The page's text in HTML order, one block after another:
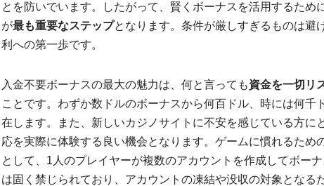
とを防いでいます。したがって、賢くボーナスを活用するため
が最も重要なステップとなります。条件が厳しすぎるものは避
利への第一歩です。
入金不要ボーナスの最大の魅力は、何と言っても資金を一切リ
ことです。わずか数ドルのボーナスから何百ドル、時には何
在します。また、新しいカジノサイトに不安を感じている方に
応を実際に体験する良い機会となります。ゲームに慣れるため
として、1人のプレイヤーが複数のアカウントを作成してボー
は固く禁じられており、アカウントの凍結や没収の対象となる